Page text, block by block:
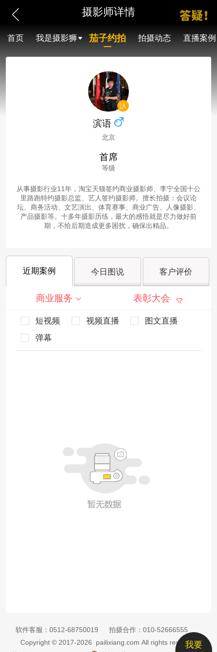
摄影师详情
首页 我是摄影狮 茄子约拍 拍摄动态 直播案例
滨语
北京
首席
等级
从事摄影行业11年，淘宝天猫签约商业摄影师、李宁全国十公
里路跑特约摄影总监、艺人签约摄影师。擅长拍摄：会议论
坛、商务活动、文艺演出、体育赛事、商业广告、人像摄影、
产品摄影等。十多年摄影历练，最大的感悟就是尽力做好前
期，不给后期造成更多困扰，确保出精品。
近期案例 今日图说 客户评价
商业服务 表彰大会
短视频 视频直播
图文直播
弹幕
我要
软件客服： 0512-68750019 拍摄合作： 010-52666555
Copyright © 2017-2026 pailixiang.com All rights reserved